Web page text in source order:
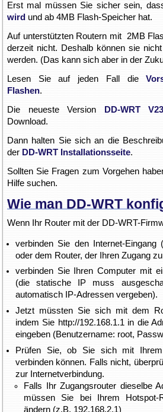
Erst mal müssen Sie sicher sein,
wird und ab 4MB Flash-Speicher hat.
Auf unterstützten Routern mit 2MB
derzeit nicht. Deshalb können sie
werden. (Das kann sich aber in der
Lesen Sie auf jeden Fall die
Flashen.
Die neueste Version
DD-WRT
Download.
Dann halten Sie sich an die
der DD-WRT Installationsseite.
Sollten Sie Fragen zum Vorgehen
Hilfe suchen.
Wie man DD-WRT
Wenn Ihr Router mit der DD-WRT-
verbinden Sie den Internet-
oder dem Router, der Ihren Zugang
verbinden Sie Ihren Computer mit
(die statische IP muss
automatisch IP-Adressen vergeben).
Jetzt müssten Sie sich mit dem
indem Sie http://192.168.1.1 in die
eingeben (Benutzername: root,
Prüfen Sie, ob Sie sich mit
verbinden können. Falls nicht,
zur Internetverbindung.
Falls Ihr Zugangsrouter dieselbe
müssen Sie bei Ihrem
ändern (z.B. 192.168.2.1)